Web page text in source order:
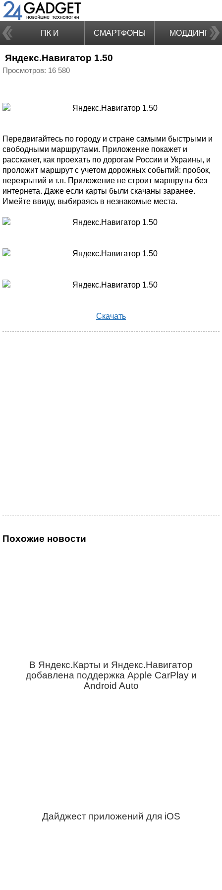
ПК И
НОУТБУКИ
СМАРТФОНЫ МОДДИНГ
Яндекс.Навигатор 1.50
Просмотров: 16 580
Передвигайтесь по городу и стране самыми быстрыми и
свободными маршрутами. Приложение покажет и
расскажет, как проехать по дорогам России и Украины, и
проложит маршрут с учетом дорожных событий: пробок,
перекрытий и т.п. Приложение не строит маршруты без
интернета. Даже если карты были скачаны заранее.
Имейте ввиду, выбираясь в незнакомые места.
Скачать
Похожие новости
В Яндекс.Карты и Яндекс.Навигатор
добавлена поддержка Apple CarPlay и
Android Auto
Дайджест приложений для iOS